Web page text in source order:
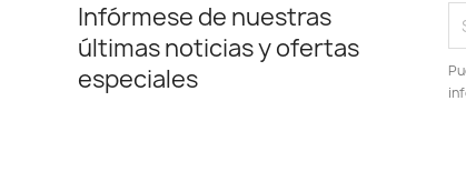
Infórmese de nuestras
últimas noticias y ofertas
especiales